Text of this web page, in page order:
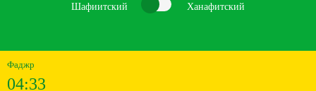
Шафиитский Ханафитский
Фаджр
04:33